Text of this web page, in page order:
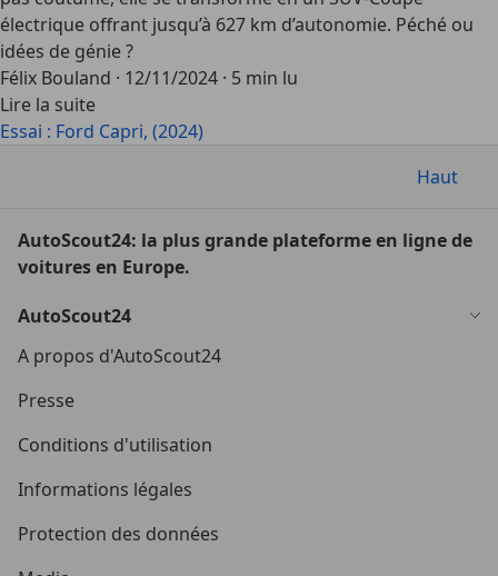
électrique offrant jusqu’à 627 km d’autonomie. Péché ou
idées de génie ?
Félix Bouland · 12/11/2024 · 5 min lu
Lire la suite
Essai : Ford Capri, (2024)
Haut
AutoScout24: la plus grande plateforme en ligne de
voitures en Europe.
AutoScout24
A propos d'AutoScout24
Presse
Conditions d'utilisation
Informations légales
Protection des données